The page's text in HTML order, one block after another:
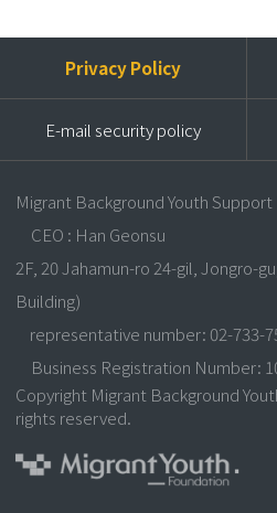
Privacy Policy
E-mail security policy
Migrant Background Youth
CEO : Han Geonsu
2F, 20 Jahamun-ro 24-gil, Jongro-
Building)
representative number: 02-733-
Business Registration Number:
Copyright Migrant Background
rights reserved.